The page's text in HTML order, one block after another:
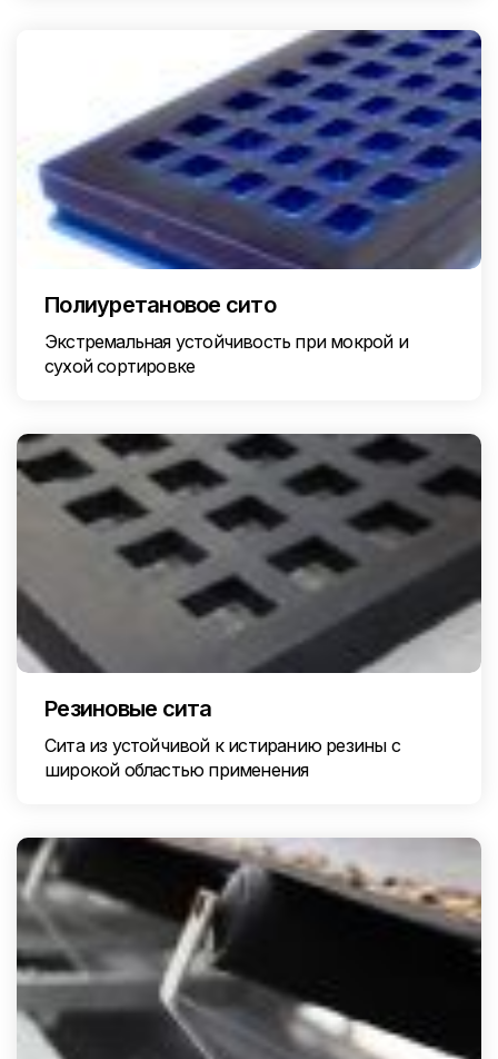
Полиуретановое сито
Экстремальная устойчивость при мокрой и
сухой сортировке
Резиновые сита
Сита из устойчивой к истиранию резины с
широкой областью применения